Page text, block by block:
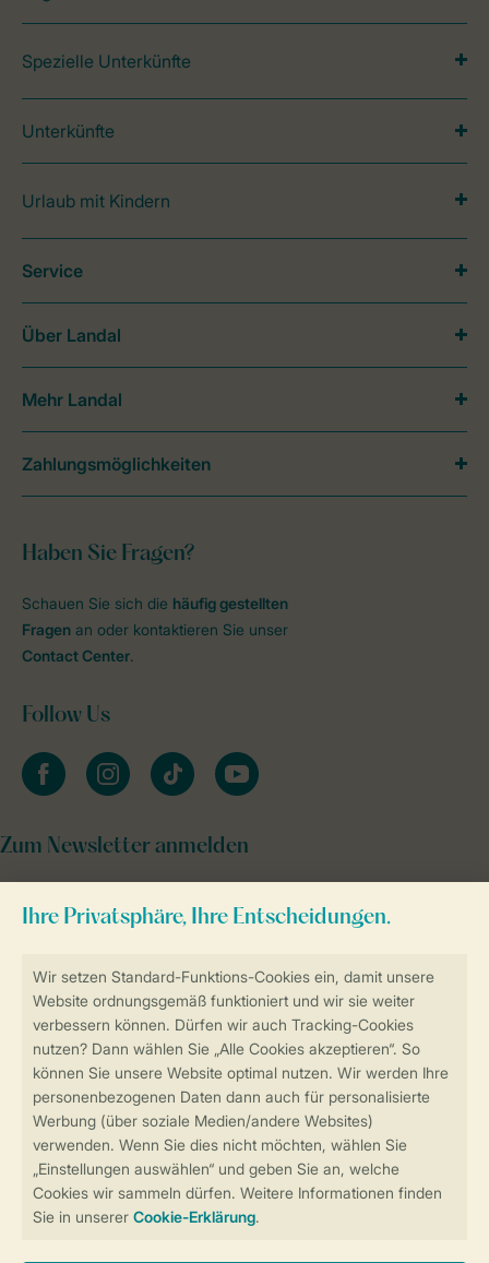
Sicherstellung Deiner Privatsphäre
Sicher und schnell zur Online-Buchung
Sichere Datenübertragung
Sicheres Bezahlen
Spezielle Unterkünfte
Unterkünfte
Urlaub mit Kindern
Haben Sie Fragen?
Schauen Sie sich die häufig gestellten
Fragen an oder kontaktieren Sie unser
Contact Center.
Follow Us
facebookinstagramtiktok youtube
Zum Newsletter anmelden
Service
Über Landal
Mehr Landal
Zahlungsmöglichkeiten